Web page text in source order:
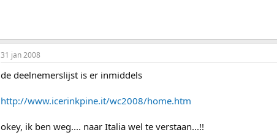
31 jan 2008
de deelnemerslijst is er inmiddels
http://www.icerinkpine.it/wc2008/home.htm
okey, ik ben weg.... naar Italia wel te verstaan...!!